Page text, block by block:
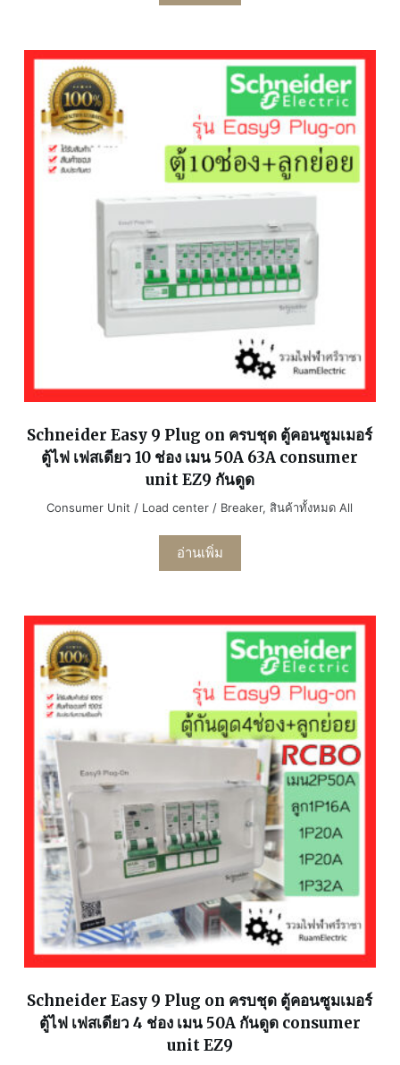
Schneider Easy 9 Plug on ครบชุด ตู้คอนซูมเมอร์
ตู้ไฟ เฟสเดียว 10 ช่อง เมน 50A 63A consumer
unit EZ9 กันดูด
Consumer Unit / Load center / Breaker, สินค้าทั้งหมด All
อ่านเพิ่ม
Schneider Easy 9 Plug on ครบชุด ตู้คอนซูมเมอร์
ตู้ไฟ เฟสเดียว 4 ช่อง เมน 50A กันดูด consumer
unit EZ9